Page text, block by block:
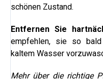
schönen Zustand.
Entfernen Sie
empfehlen, sie so
kaltem Wasser
Mehr über die richtige